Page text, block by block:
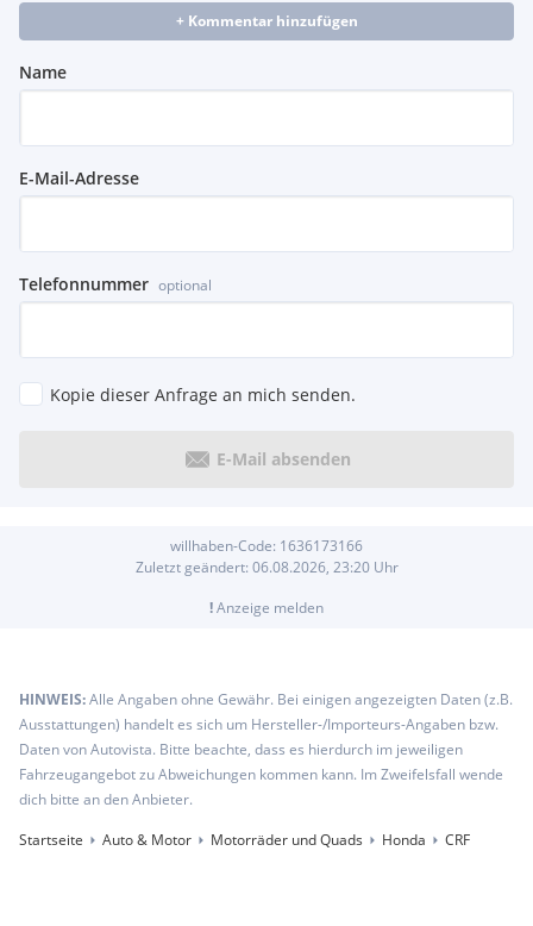
+ Kommentar hinzufügen
Name
E-Mail-Adresse
Telefonnummer optional
Kopie dieser Anfrage an mich senden.
E-Mail absenden
willhaben-Code: 1636173166
Zuletzt geändert: 06.08.2026, 23:20Uhr
!Anzeige melden
HINWEIS:Alle Angaben ohne Gewähr. Bei einigen angezeigten Daten (z.B.
Ausstattungen) handelt es sich um Hersteller-/Importeurs-Angaben bzw.
Daten von Autovista. Bitte beachte, dass es hierdurch im jeweiligen
Fahrzeugangebot zu Abweichungen kommen kann. Im Zweifelsfall wende
dich bitte an den Anbieter.
Startseite
Auto & Motor Motorräder und Quads Honda CRF